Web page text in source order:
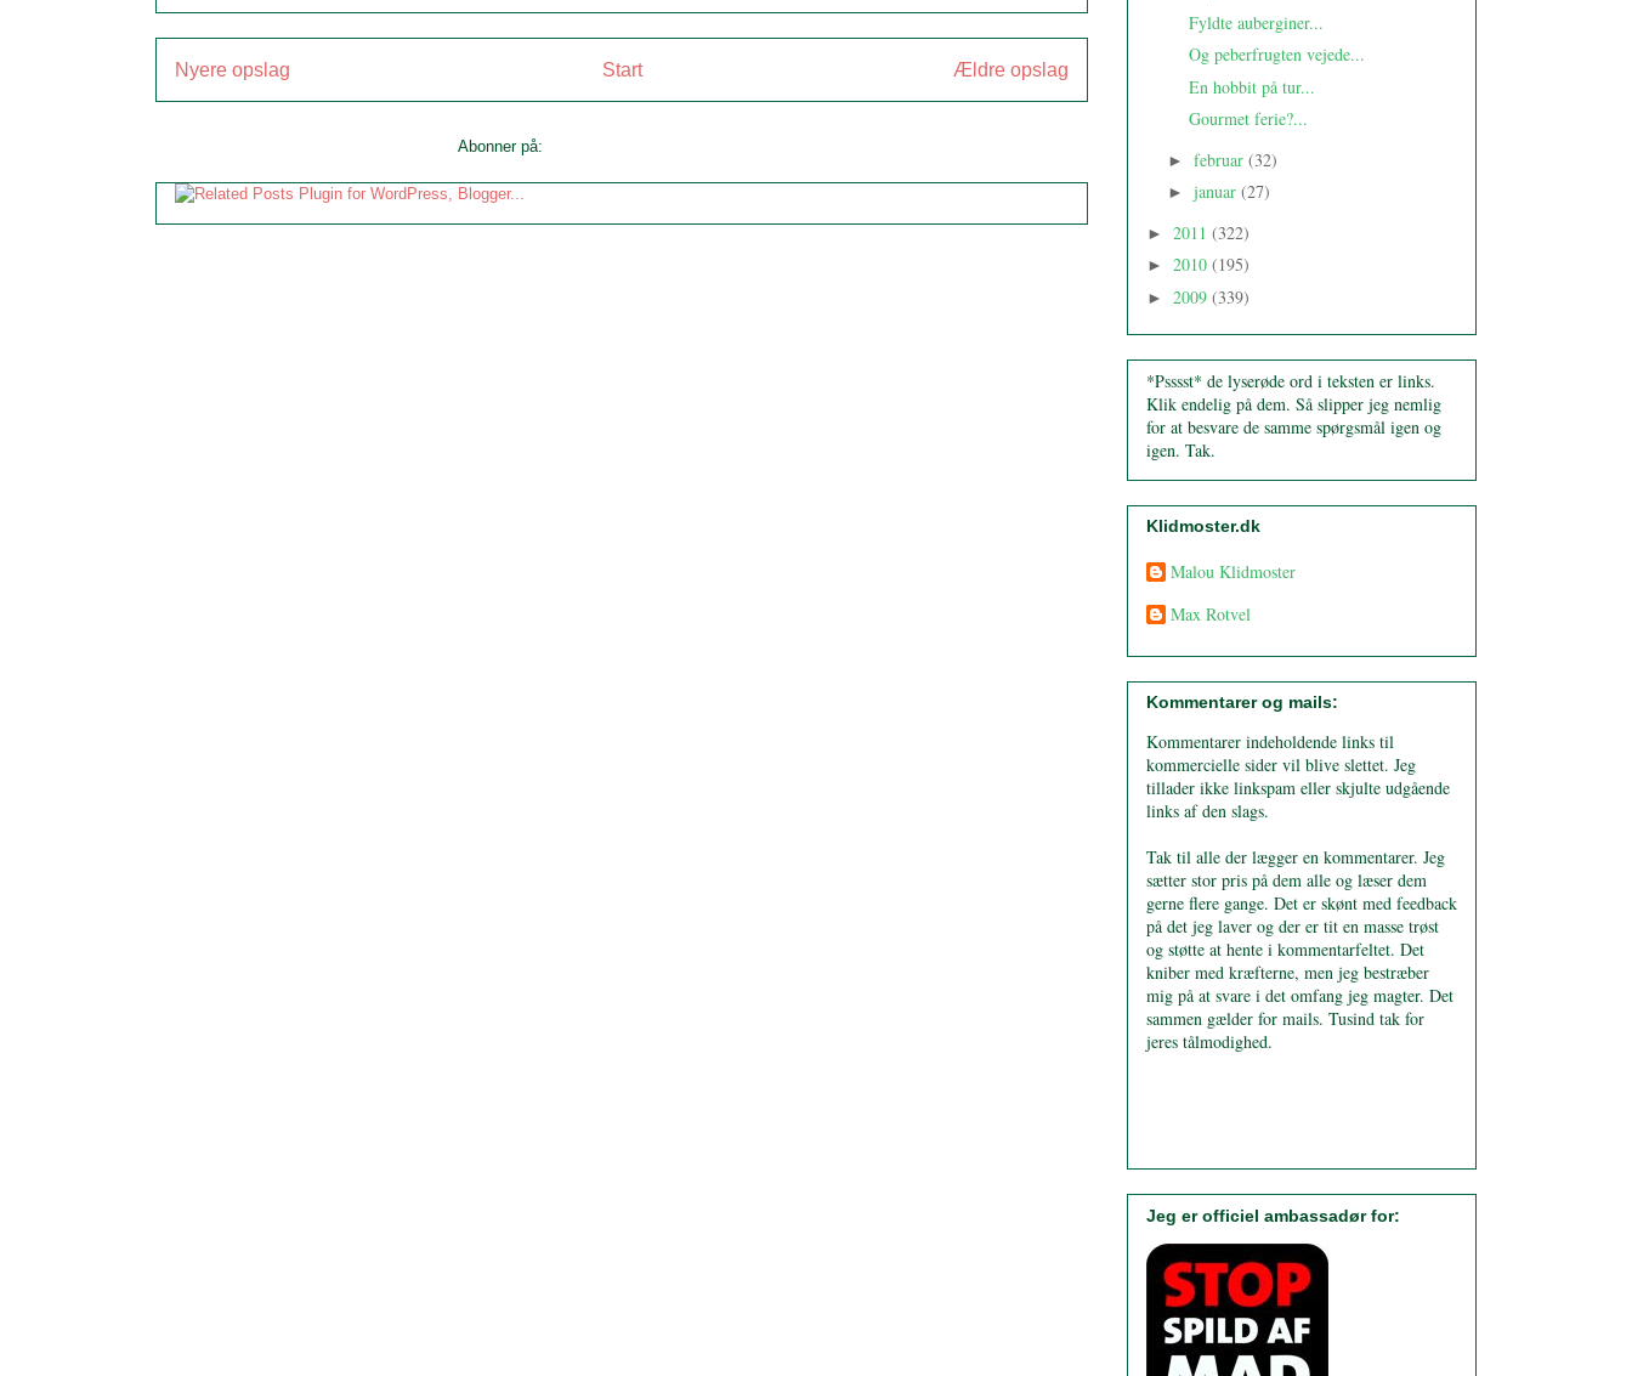
Nyere opslag Ældre opslag
Start
Abonner på:
Fyldte auberginer...
Og peberfrugten vejede...
En hobbit på tur...
Gourmet ferie?...
► februar (32)
► januar (27)
► 2011 (322)
► 2010 (195)
► 2009 (339)
*Psssst* de lyserøde ord i teksten er links.
Klik endelig på dem. Så slipper jeg nemlig
for at besvare de samme spørgsmål igen og
igen. Tak.
Klidmoster.dk
Malou Klidmoster
Max Rotvel
Kommentarer og mails:
Kommentarer indeholdende links til
kommercielle sider vil blive slettet. Jeg
tillader ikke linkspam eller skjulte udgående
links af den slags.
Tak til alle der lægger en kommentarer. Jeg
sætter stor pris på dem alle og læser dem
gerne flere gange. Det er skønt med feedback
på det jeg laver og der er tit en masse trøst
og støtte at hente i kommentarfeltet. Det
kniber med kræfterne, men jeg bestræber
mig på at svare i det omfang jeg magter. Det
sammen gælder for mails. Tusind tak for
jeres tålmodighed.
Jeg er officiel ambassadør for: